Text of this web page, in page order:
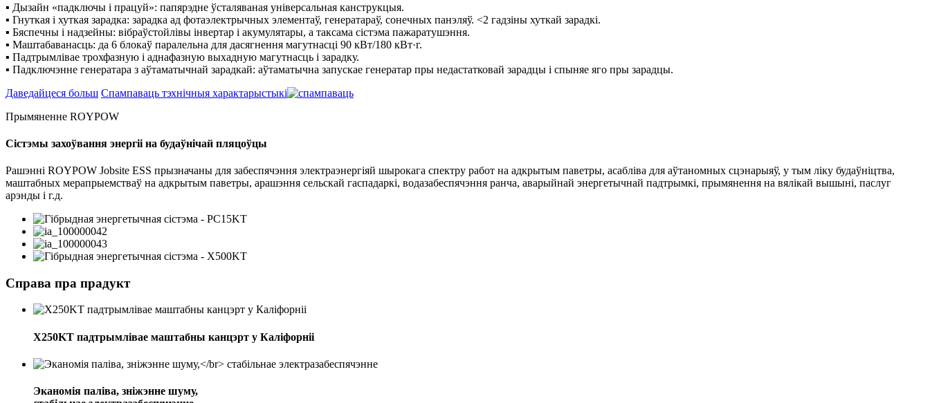
▪ Дызайн «падключы і працуй»: папярэдне ўсталяваная універсальная канструкцыя.
▪ Гнуткая і хуткая зарадка: зарадка ад фотаэлектрычных элементаў, генератараў, сонечных панэляў. <2 гадзіны хуткай зарадкі.
▪ Бяспечны і надзейны: вібраўстойлівы інвертар і акумулятары, а таксама сістэма пажаратушэння.
▪ Маштабаванасць: да 6 блокаў паралельна для дасягнення магутнасці 90 кВт/180 кВт·г.
▪ Падтрымлівае трохфазную і аднафазную выхадную магутнасць і зарадку.
▪ Падключэнне генератара з аўтаматычнай зарадкай: аўтаматычна запускае генератар пры недастатковай зарадцы і спыняе яго пры зарадцы.
Даведайцеся больш Спампаваць тэхнічныя характарыстыкі
Прымяненне ROYPOW
Сістэмы захоўвання энергіі на будаўнічай пляцоўцы
Рашэнні ROYPOW Jobsite ESS прызначаны для забеспячэння электраэнергіяй шырокага спектру работ на адкрытым паветры, асабліва для аўтаномных сцэнарыяў, у тым ліку будаўніцтва,
маштабных мерапрыемстваў на адкрытым паветры, арашэння сельскай гаспадаркі, водазабеспячэння ранча, аварыйнай энергетычнай падтрымкі, прымянення на вялікай вышыні, паслуг
арэнды і г.д.
Справа пра прадукт
X250KT падтрымлівае маштабны канцэрт у Каліфорніі
Эканомія паліва, зніжэнне шуму,